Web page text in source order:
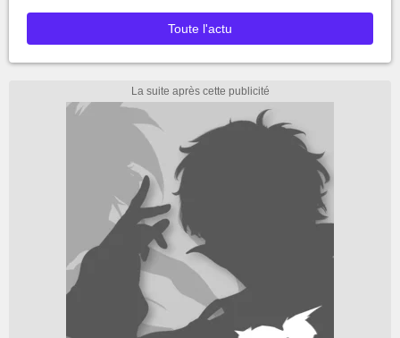
Toute l'actu